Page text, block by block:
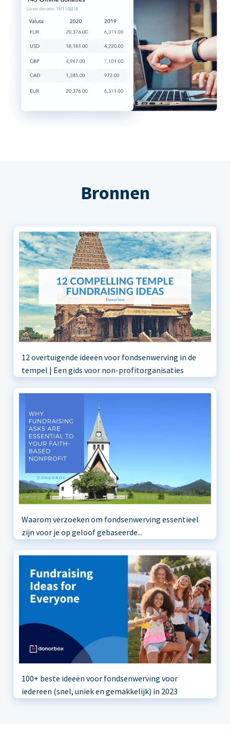
Bronnen
12 overtuigende ideeën voor fondsenwerving in de
tempel | Een gids voor non-profitorganisaties
Waarom verzoeken om fondsenwerving essentieel
zijn voor je op geloof gebaseerde...
100+ beste ideeën voor fondsenwerving voor
iedereen (snel, uniek en gemakkelijk) in 2023